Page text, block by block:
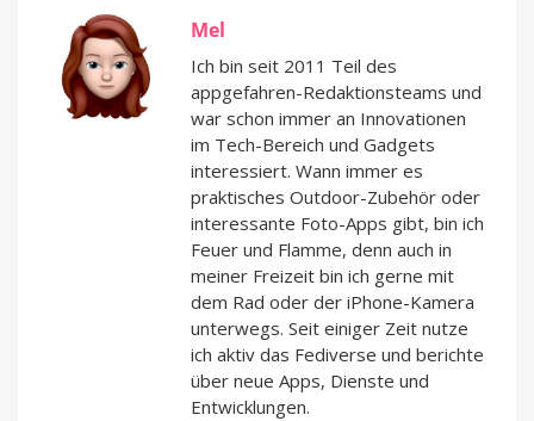
Mel
Ich bin seit 2011 Teil des
appgefahren-Redaktionsteams und
war schon immer an Innovationen
im Tech-Bereich und Gadgets
interessiert. Wann immer es
praktisches Outdoor-Zubehör oder
interessante Foto-Apps gibt, bin ich
Feuer und Flamme, denn auch in
meiner Freizeit bin ich gerne mit
dem Rad oder der iPhone-Kamera
unterwegs. Seit einiger Zeit nutze
ich aktiv das Fediverse und berichte
über neue Apps, Dienste und
Entwicklungen.